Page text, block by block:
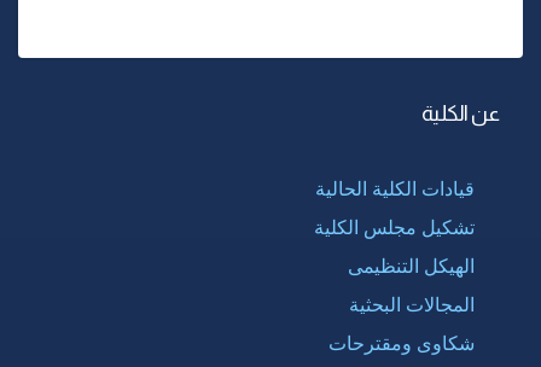
عن الكلية
قيادات الكلية الحالية
تشكيل مجلس الكلية
الهيكل التنظيمى
المجالات البحثية
شكاوى ومقترحات